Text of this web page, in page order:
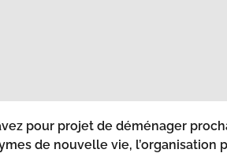
pour projet de déménager
de nouvelle vie, l’organisation